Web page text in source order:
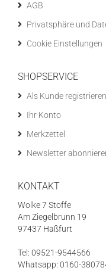
AGB
Privatsphäre und
Cookie Einstellungen
SHOPSERVICE
Als Kunde registrieren
Ihr Konto
Merkzettel
Newsletter
KONTAKT
Wolke 7 Stoffe
Am Ziegelbrunn 19
97437 Haßfurt
Tel: 09521-9544566
Whatsapp: 0160-